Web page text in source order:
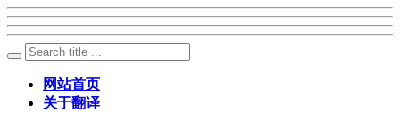
网站首页
关于翻译